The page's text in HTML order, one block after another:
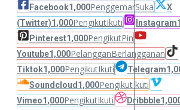
Facebook1,000PenggemarSuka
X
(Twitter)1,000PengikutIkuti Instagram
Pinterest1,000PengikutPin
Youtube1,000PelangganBerlangganan
Tiktok1,000PengikutIkuti Telegram
Soundcloud 1,000PengikutIkuti
Vimeo1,000PengikutIkuti Dribbble